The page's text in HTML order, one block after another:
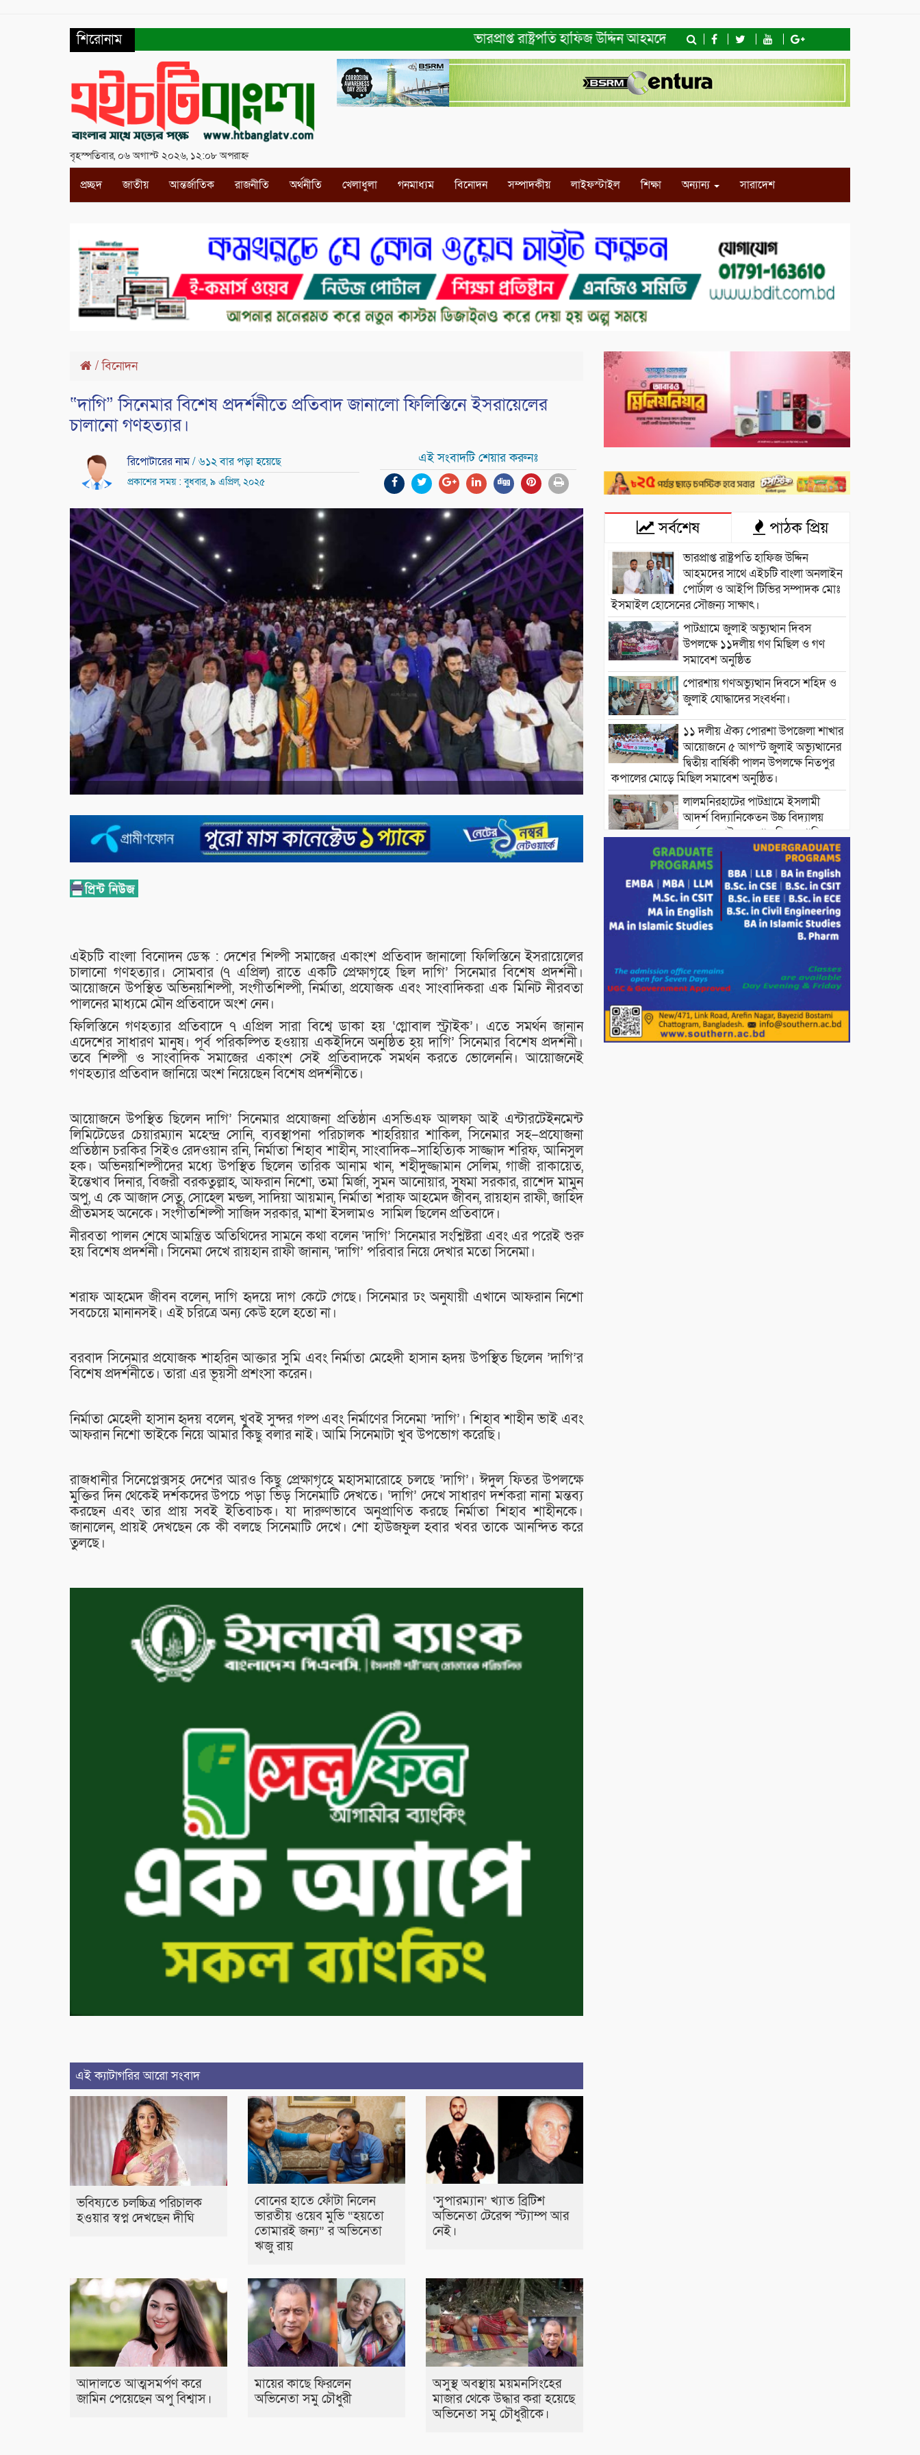
শিরোনাম ভারপ্রাপ্ত রাষ্ট্রপতি হাফিজ উদ্দিন আহমদের সাথে এইচটি বাংলা অনলাইন পোর্টাল ও আইপি টিভির
বৃহস্পতিবার, ০৬ অগাস্ট ২০২৬, ১২:০৮ অপরাহ্ন
প্রচ্ছদ জাতীয় আন্তর্জাতিক রাজনীতি অর্থনীতি খেলাধুলা গনমাধ্যম বিনোদন সম্পাদকীয় লাইফস্টাইল শিক্ষা অন্যান্য সারাদেশ
/বিনোদন
“দাগি” সিনেমার বিশেষ প্রদর্শনীতে প্রতিবাদ জানালো ফিলিস্তিনে ইসরায়েলের
চালানো গণহত্যার।
রিপোটারের নাম/ ৬১২ বার পড়া হয়েছে
প্রকাশের সময় : বুধবার, ৯ এপ্রিল, ২০২৫
এই সংবাদটি শেয়ার করুনঃ
এইচটি বাংলা বিনোদন ডেস্ক : দেশের শিল্পী সমাজের একাংশ প্রতিবাদ জানালো ফিলিস্তিনে ইসরায়েলের
চালানো গণহত্যার। সোমবার (৭ এপ্রিল) রাতে একটি প্রেক্ষাগৃহে ছিল দাগি’ সিনেমার বিশেষ প্রদর্শনী।
আয়োজনে উপস্থিত অভিনয়শিল্পী, সংগীতশিল্পী, নির্মাতা, প্রযোজক এবং সাংবাদিকরা এক মিনিট নীরবতা
পালনের মাধ্যমে মৌন প্রতিবাদে অংশ নেন।
ফিলিস্তিনে গণহত্যার প্রতিবাদে ৭ এপ্রিল সারা বিশ্বে ডাকা হয় ‘গ্লোবাল স্ট্রাইক’। এতে সমর্থন জানান
এদেশের সাধারণ মানুষ। পূর্ব পরিকল্পিত হওয়ায় একইদিনে অনুষ্ঠিত হয় দাগি’ সিনেমার বিশেষ প্রদর্শনী।
তবে শিল্পী ও সাংবাদিক সমাজের একাংশ সেই প্রতিবাদকে সমর্থন করতে ভোলেননি। আয়োজনেই
গণহত্যার প্রতিবাদ জানিয়ে অংশ নিয়েছেন বিশেষ প্রদর্শনীতে।
আয়োজনে উপস্থিত ছিলেন দাগি’ সিনেমার প্রযোজনা প্রতিষ্ঠান এসভিএফ আলফা আই এন্টারটেইনমেন্ট
লিমিটেডের চেয়ারম্যান মহেন্দ্র সোনি, ব্যবস্থাপনা পরিচালক শাহরিয়ার শাকিল, সিনেমার সহ–প্রযোজনা
প্রতিষ্ঠান চরকির সিইও রেদওয়ান রনি, নির্মাতা শিহাব শাহীন, সাংবাদিক–সাহিত্যিক সাজ্জাদ শরিফ, আনিসুল
হক। অভিনয়শিল্পীদের মধ্যে উপস্থিত ছিলেন তারিক আনাম খান, শহীদুজ্জামান সেলিম, গাজী রাকায়েত,
ইন্তেখাব দিনার, বিজরী বরকতুল্লাহ, আফরান নিশো, তমা মির্জা, সুমন আনোয়ার, সুষমা সরকার, রাশেদ মামুন
অপু, এ কে আজাদ সেতু, সোহেল মন্ডল, সাদিয়া আয়মান, নির্মাতা শরাফ আহমেদ জীবন, রায়হান রাফী, জাহিদ
প্রীতমসহ অনেকে। সংগীতশিল্পী সাজিদ সরকার, মাশা ইসলামও সামিল ছিলেন প্রতিবাদে।
নীরবতা পালন শেষে আমন্ত্রিত অতিথিদের সামনে কথা বলেন ‘দাগি’ সিনেমার সংশ্লিষ্টরা এবং এর পরেই শুরু
হয় বিশেষ প্রদর্শনী। সিনেমা দেখে রায়হান রাফী জানান, ‘দাগি’ পরিবার নিয়ে দেখার মতো সিনেমা।
শরাফ আহমেদ জীবন বলেন, দাগি হৃদয়ে দাগ কেটে গেছে। সিনেমার ঢং অনুযায়ী এখানে আফরান নিশো
সবচেয়ে মানানসই। এই চরিত্রে অন্য কেউ হলে হতো না।
বরবাদ সিনেমার প্রযোজক শাহরিন আক্তার সুমি এবং নির্মাতা মেহেদী হাসান হৃদয় উপস্থিত ছিলেন ’দাগি’র
বিশেষ প্রদর্শনীতে। তারা এর ভূয়সী প্রশংসা করেন।
নির্মাতা মেহেদী হাসান হৃদয় বলেন, খুবই সুন্দর গল্প এবং নির্মাণের সিনেমা ’দাগি’। শিহাব শাহীন ভাই এবং
আফরান নিশো ভাইকে নিয়ে আমার কিছু বলার নাই। আমি সিনেমাটা খুব উপভোগ করেছি।
রাজধানীর সিনেপ্লেক্সসহ দেশের আরও কিছু প্রেক্ষাগৃহে মহাসমারোহে চলছে ’দাগি’। ঈদুল ফিতর উপলক্ষে
মুক্তির দিন থেকেই দর্শকদের উপচে পড়া ভিড় সিনেমাটি দেখতে। ‘দাগি’ দেখে সাধারণ দর্শকরা নানা মন্তব্য
করছেন এবং তার প্রায় সবই ইতিবাচক। যা দারুণভাবে অনুপ্রাণিত করছে নির্মাতা শিহাব শাহীনকে।
জানালেন, প্রায়ই দেখছেন কে কী বলছে সিনেমাটি দেখে। শো হাউজফুল হবার খবর তাকে আনন্দিত করে
তুলছে।
এই ক্যাটাগরির আরো সংবাদ
ভবিষ্যতে চলচ্চিত্র পরিচালক
হওয়ার স্বপ্ন দেখছেন দীঘি
বোনের হাতে ফোঁটা নিলেন
ভারতীয় ওয়েব মুভি “হয়তো
তোমারই জন্য” র অভিনেতা
ঋজু রায়
‘সুপারম্যান’ খ্যাত ব্রিটিশ
অভিনেতা টেরেন্স স্ট্যাম্প আর
নেই।
আদালতে আত্মসমর্পণ করে
জামিন পেয়েছেন অপু বিশ্বাস।
মায়ের কাছে ফিরলেন
অভিনেতা সমু চৌধুরী
অসুস্থ অবস্থায় ময়মনসিংহের
মাজার থেকে উদ্ধার করা হয়েছে
অভিনেতা সমু চৌধুরীকে।
সর্বশেষ পাঠক প্রিয়
ভারপ্রাপ্ত রাষ্ট্রপতি হাফিজ উদ্দিন
আহমদের সাথে এইচটি বাংলা অনলাইন
পোর্টাল ও আইপি টিভির সম্পাদক মোঃ
ইসমাইল হোসেনের সৌজন্য সাক্ষাৎ।
পাটগ্রামে জুলাই অভ্যুত্থান দিবস
উপলক্ষে ১১দলীয় গণ মিছিল ও গণ
সমাবেশ অনুষ্ঠিত
পোরশায় গণঅভ্যুত্থান দিবসে শহিদ ও
জুলাই যোদ্ধাদের সংবর্ধনা।
১১ দলীয় ঐক্য পোরশা উপজেলা শাখার
আয়োজনে ৫ আগস্ট জুলাই অভ্যুত্থানের
দ্বিতীয় বার্ষিকী পালন উপলক্ষে নিতপুর
কপালের মোড়ে মিছিল সমাবেশ অনুষ্ঠিত।
লালমনিরহাটের পাটগ্রামে ইসলামী
আদর্শ বিদ্যানিকেতন উচ্চ বিদ্যালয়
কর্তৃক জুলাই অভ্যুত্থান দিবস পালিত
নওগাঁ পুলিশ সুপারের সহায়তায় ছিনতাই
হওয়া অটো ফেরত পেয়ে খুশিতে
আত্মহারা রামকৃষ্ণের পরিবার ।
বিদ্যুৎ ও জ্বালানির অতিরিক্ত বিল আসলে
যা করতে বললেন প্রধানমন্ত্রীর তথ্য
চট্টগ্রামের বন্যাকবলিত স্থানে সফরে
যাচ্ছেন প্রধানমন্ত্রী ।
শতাধিক মানুষের মাঝে গোল্ডেন
ডায়াগনস্টিক সেন্টারের বিনামূল্যে চশমা
বিতরণ।